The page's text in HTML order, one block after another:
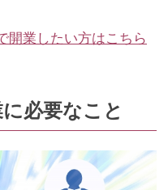
開業したい方はこちら
必要なこと